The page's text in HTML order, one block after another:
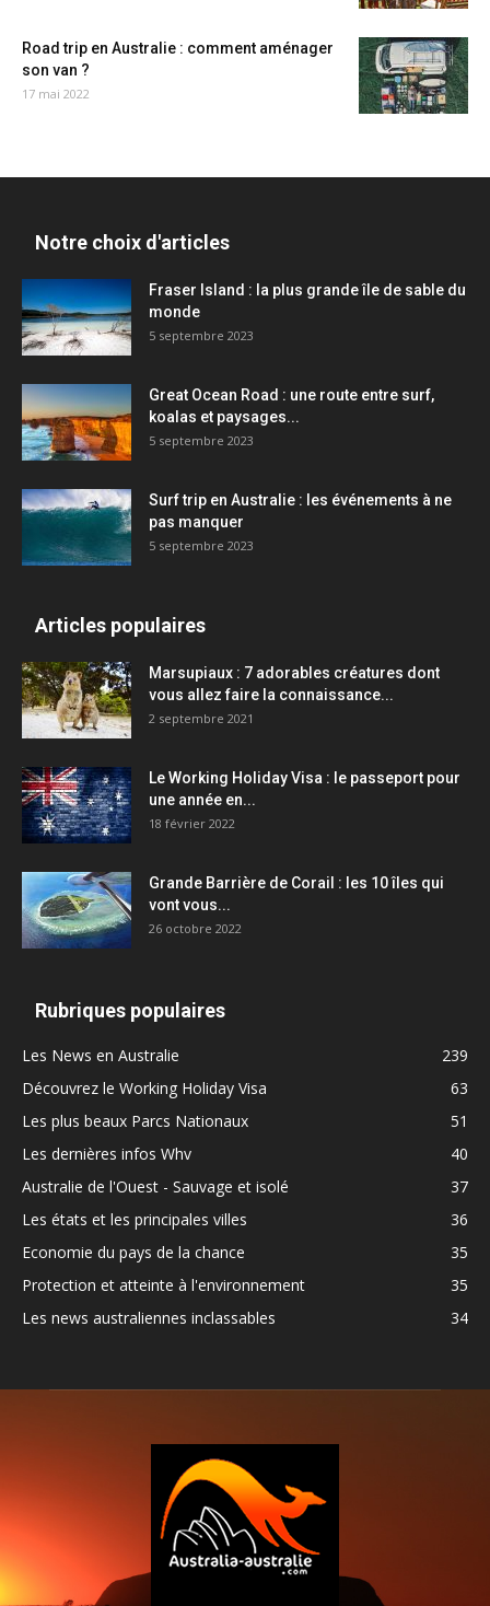
Road trip en Australie : comment aménager
son van ?
17 mai 2022
Notre choix d'articles
Fraser Island : la plus grande île de sable du
monde
5 septembre 2023
Great Ocean Road : une route entre surf,
koalas et paysages...
5 septembre 2023
Surf trip en Australie : les événements à ne
pas manquer
5 septembre 2023
Articles populaires
Marsupiaux : 7 adorables créatures dont
vous allez faire la connaissance...
2 septembre 2021
Le Working Holiday Visa : le passeport pour
une année en...
18 février 2022
Grande Barrière de Corail : les 10 îles qui
vont vous...
26 octobre 2022
Rubriques populaires
Les News en Australie
239
Découvrez le Working Holiday Visa
63
Les plus beaux Parcs Nationaux
51
Les dernières infos Whv
40
Australie de l'Ouest - Sauvage et isolé
37
Les états et les principales villes
36
Economie du pays de la chance
35
Protection et atteinte à l'environnement
35
Les news australiennes inclassables
34